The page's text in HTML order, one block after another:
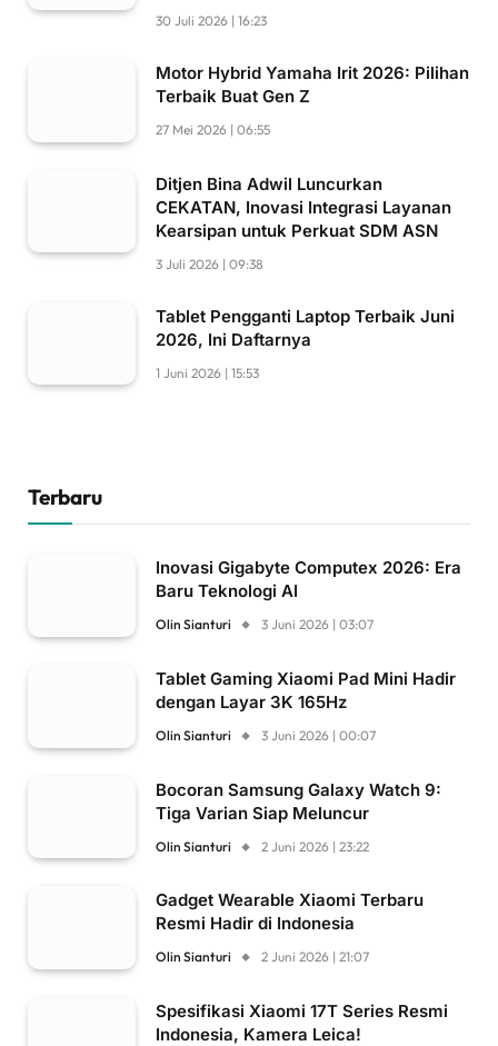
30 Juli 2026 | 16:23
Motor Hybrid Yamaha Irit 2026: Pilihan
Terbaik Buat Gen Z
27 Mei 2026 | 06:55
Ditjen Bina Adwil Luncurkan
CEKATAN, Inovasi Integrasi Layanan
Kearsipan untuk Perkuat SDM ASN
3 Juli 2026 | 09:38
Tablet Pengganti Laptop Terbaik Juni
2026, Ini Daftarnya
1 Juni 2026 | 15:53
Terbaru
Inovasi Gigabyte Computex 2026: Era
Baru Teknologi AI
Olin Sianturi 3 Juni 2026 | 03:07
Tablet Gaming Xiaomi Pad Mini Hadir
dengan Layar 3K 165Hz
Olin Sianturi 3 Juni 2026 | 00:07
Bocoran Samsung Galaxy Watch 9:
Tiga Varian Siap Meluncur
Olin Sianturi 2 Juni 2026 | 23:22
Gadget Wearable Xiaomi Terbaru
Resmi Hadir di Indonesia
Olin Sianturi 2 Juni 2026 | 21:07
Spesifikasi Xiaomi 17T Series Resmi
Indonesia, Kamera Leica!